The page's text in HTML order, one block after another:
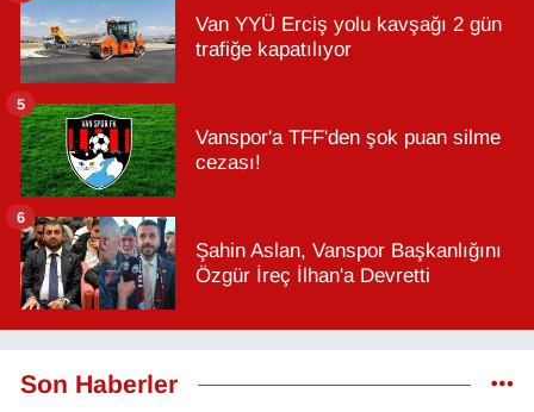
Van YYÜ Erciş yolu kavşağı 2 gün
trafiğe kapatılıyor
Vanspor'a TFF'den şok puan silme
cezası!
5
Şahin Aslan, Vanspor Başkanlığını
Özgür İreç İlhan'a Devretti
6
Son Haberler